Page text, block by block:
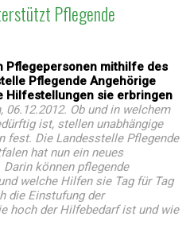
Pflegende
Pflegepersonen mithilfe des
Pflegende Angehörige
Hilfestellungen sie erbringen
Ob und in welchem
ist, stellen unabhängige
fest. Die Landesstelle Pflegende
hat nun ein neues
können pflegende
welche Hilfen sie Tag für Tag
die Einstufung der
hoch der Hilfebedarf ist und wie